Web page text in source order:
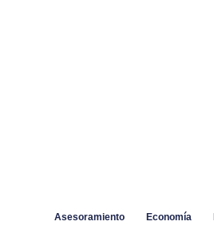
Asesoramiento Economía